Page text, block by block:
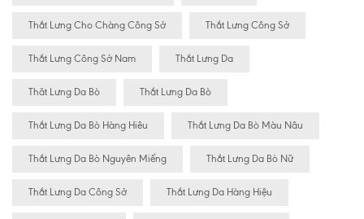
Thắt Lưng Cho Chàng Công Sở Thắt Lưng Công Sở
Thắt Lưng Công Sở Nam Thắt Lưng Da
Thăt Lưng Da Bò Thắt Lưng Da Bò
Thắt Lưng Da Bò Hàng Hiêu Thắt Lưng Da Bò Màu Nâu
Thắt Lưng Da Bò Nguyên Miếng Thắt Lưng Da Bò Nữ
Thắt Lưng Da Công Sở Thắt Lưng Da Hàng Hiệu